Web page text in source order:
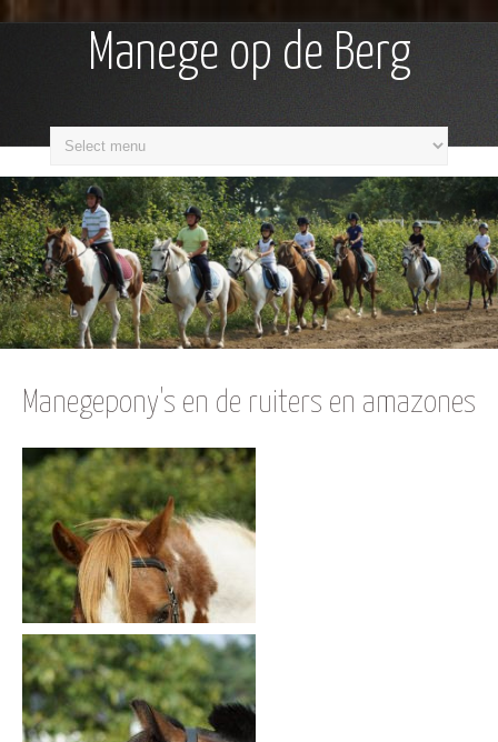
Manege op de Berg
Manegepony's en de ruiters en amazones